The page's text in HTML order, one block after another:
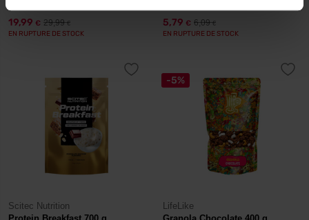
19,99 € 29,99€
EN RUPTURE DE STOCK
5,79 € 6,09€
EN RUPTURE DE STOCK
Scitec Nutrition
-5%
LifeLike